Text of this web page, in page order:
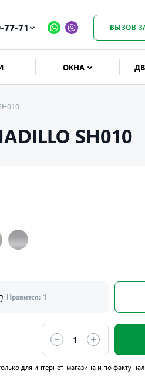
77-71 ВЫЗОВ
ОКНА
SH010
Нравится: 1
для интернет-магазина и по факту